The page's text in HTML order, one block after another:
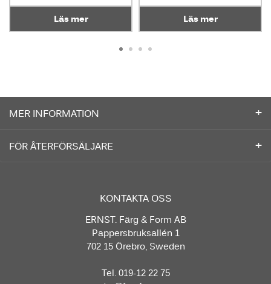
Läs mer Läs mer
MER INFORMATION
FÖR ÅTERFÖRSÄLJARE
KONTAKTA OSS
ERNST. Färg & Form AB
Pappersbruksallén 1
702 15 Örebro, Sweden
Tel. 019-12 22 75